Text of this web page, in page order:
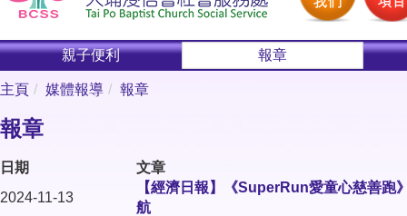
親子便利 報章
主頁 媒體報導 報章
報章
日期
文章
2024-11-13
【經濟日報】《SuperRun愛童心慈善跑
航